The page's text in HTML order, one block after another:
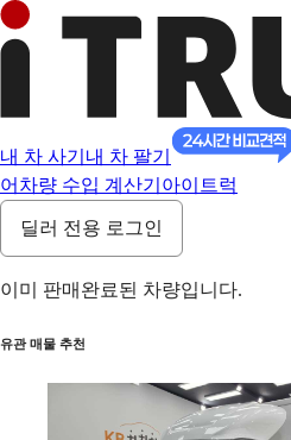
내 차 사기 내 차 팔기
어 차량 수입 계산기 아이트럭
딜러 전용 로그인
이미 판매완료된 차량입니다.
유관 매물 추천